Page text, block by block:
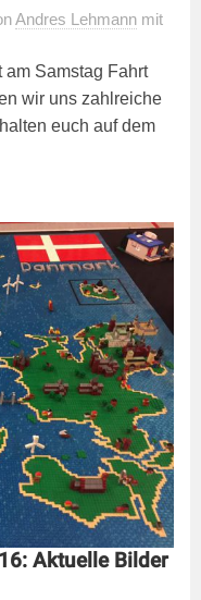
Andres Lehmann mit
am Samstag Fahrt
wir uns zahlreiche
euch auf dem
Aktuelle Bilder